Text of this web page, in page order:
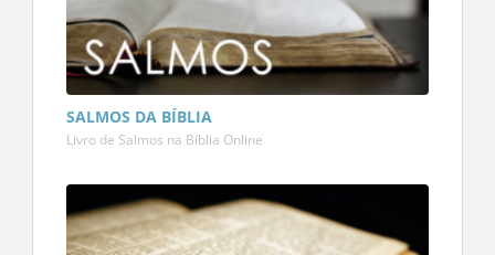
SALMOS DA BÍBLIA
Livro de Salmos na Bíblia Online